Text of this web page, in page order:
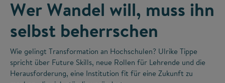
Wer Wandel will, muss ihn
selbst beherrschen
Wie gelingt Transformation an Hochschulen? Ulrike Tippe
spricht über Future Skills, neue Rollen für Lehrende und die
Herausforderung, eine Institution fit für eine Zukunft zu